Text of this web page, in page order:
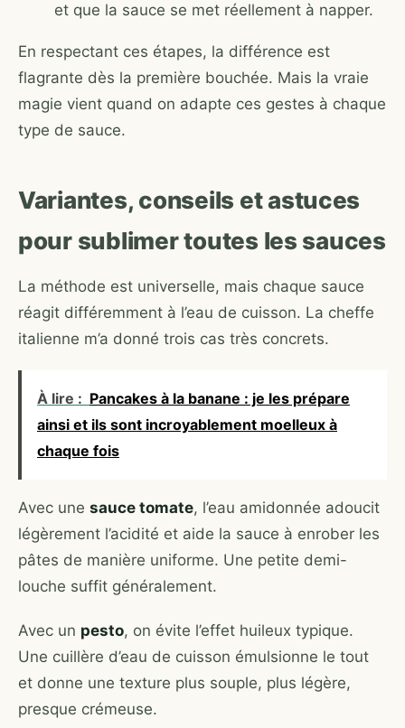
et que la sauce se met réellement à napper.
En respectant ces étapes, la différence est
flagrante dès la première bouchée. Mais la vraie
magie vient quand on adapte ces gestes à chaque
type de sauce.
Variantes, conseils et astuces
pour sublimer toutes les sauces
La méthode est universelle, mais chaque sauce
réagit différemment à l’eau de cuisson. La cheffe
italienne m’a donné trois cas très concrets.
À lire : Pancakes à la banane : je les prépare
ainsi et ils sont incroyablement moelleux à
chaque fois
Avec une sauce tomate, l’eau amidonnée adoucit
légèrement l’acidité et aide la sauce à enrober les
pâtes de manière uniforme. Une petite demi-
louche suffit généralement.
Avec un pesto, on évite l’effet huileux typique.
Une cuillère d’eau de cuisson émulsionne le tout
et donne une texture plus souple, plus légère,
presque crémeuse.